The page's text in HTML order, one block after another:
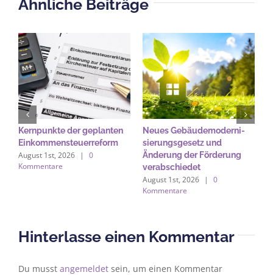
Ähnliche Beiträge
Kernpunkte der geplanten
Einkommensteuerreform
August 1st, 2026 |
0
Kommentare
Neues Gebäude­moderni­
sierungs­gesetz und
Änderung der Förderung
verabschiedet
August 1st, 2026 |
0
Kommentare
Hinterlasse einen Kommentar
Du musst angemeldet sein, um einen Kommentar